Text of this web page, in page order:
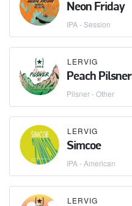
Neon Friday
IPA - Session
LERVIG
Peach Pilsner
Pilsner - Other
LERVIG
Simcoe
IPA - American
LERVIG